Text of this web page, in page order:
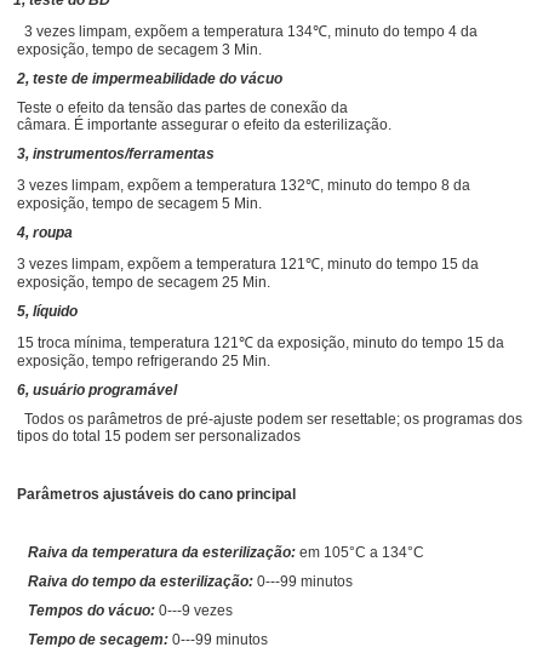
3 vezes limpam, expõem a temperatura 134℃, minuto do tempo 4 da
exposição, tempo de secagem 3 Min.
2, teste de impermeabilidade do vácuo
Teste o efeito da tensão das partes de conexão da
câmara. É importante assegurar o efeito da esterilização.
3, instrumentos/ferramentas
3 vezes limpam, expõem a temperatura 132℃, minuto do tempo 8 da
exposição, tempo de secagem 5 Min.
4, roupa
3 vezes limpam, expõem a temperatura 121℃, minuto do tempo 15 da
exposição, tempo de secagem 25 Min.
5, líquido
15 troca mínima, temperatura 121℃ da exposição, minuto do tempo 15 da
exposição, tempo refrigerando 25 Min.
6, usuário programável
Todos os parâmetros de pré-ajuste podem ser resettable; os programas dos
tipos do total 15 podem ser personalizados
Parâmetros ajustáveis do cano principal
Raiva da temperatura da esterilização: em 105°C a 134°C
Raiva do tempo da esterilização: 0---99 minutos
Tempos do vácuo: 0---9 vezes
Tempo de secagem: 0---99 minutos